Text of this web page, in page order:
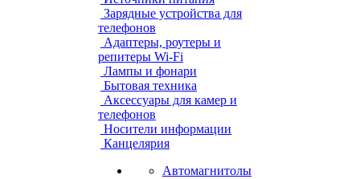
Зарядные устройства для
телефонов
Адаптеры, роутеры и
репитеры Wi-Fi
Лампы и фонари
Бытовая техника
Аксессуары для камер и
телефонов
Носители информации
Канцелярия
Автомагнитолы